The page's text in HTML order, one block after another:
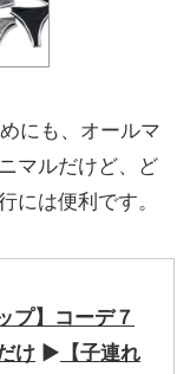
にも、オールマ
マルだけど、ど
には便利です。
プ】コーデ７
け ▶︎ 【子連れ